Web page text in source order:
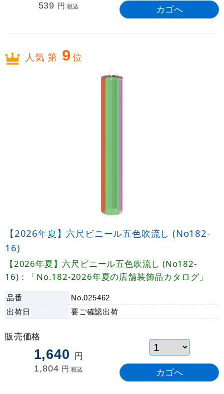
539 円 税込
人気 第 9位
【2026年夏】六尺ビニール五色吹流し (No182-
16)
【2026年夏】六尺ビニール五色吹流し (No182-
16)：「No.182-2026年夏の店舗装飾品カタログ」
品番 No.025462
出荷日 要ご確認出荷
販売価格
1,640 円
1,804 円 税込